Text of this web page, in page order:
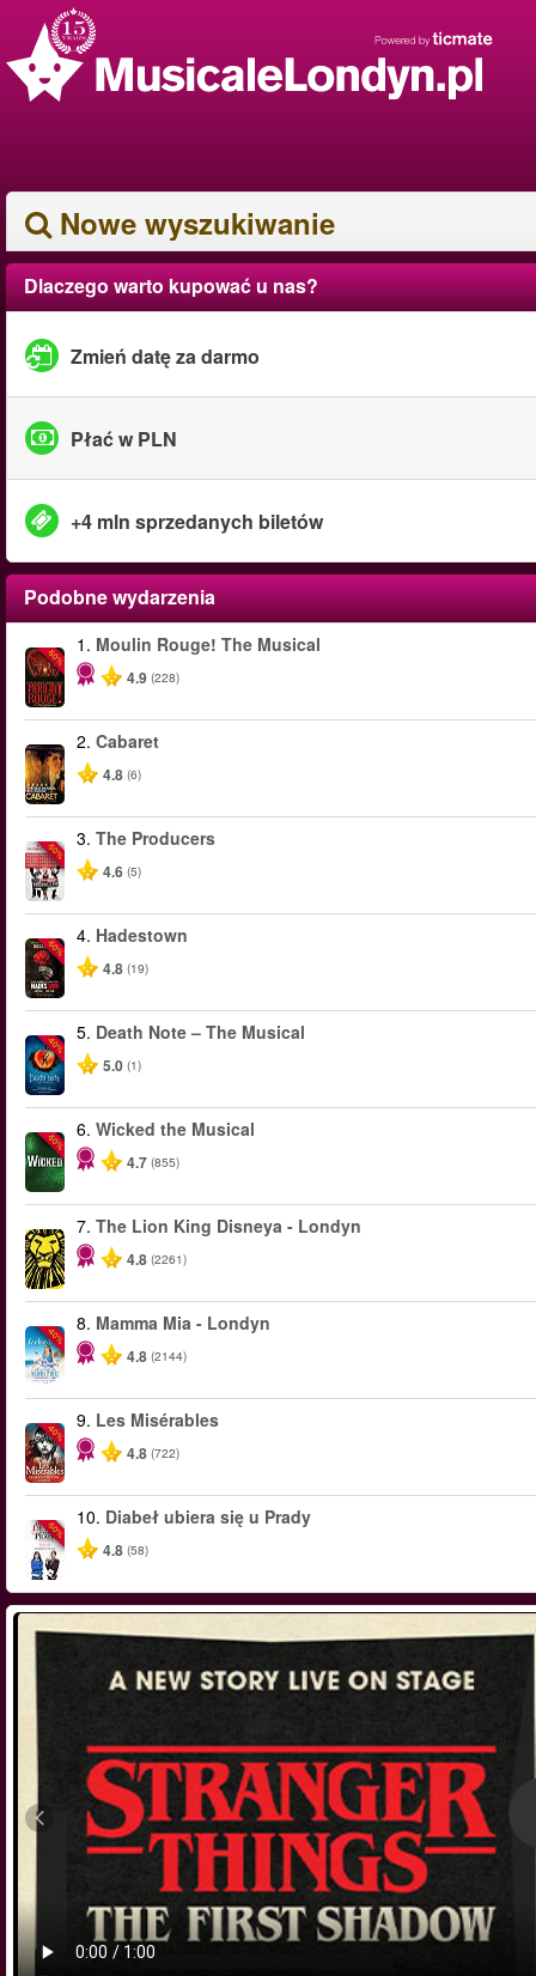
Nowe wyszukiwanie
Dlaczego warto kupować u nas?
Zmień datę za darmo
Płać w PLN
+4 mln sprzedanych biletów
Podobne wydarzenia
-50%
1. Moulin Rouge! The Musical
4.9 (228)
2. Cabaret
4.8 (6)
-50%
3. The Producers
4.6 (5)
-50%
4. Hadestown
4.8 (19)
-40%
5. Death Note – The Musical
5.0 (1)
-50%
6. Wicked the Musical
4.7 (855)
7. The Lion King Disneya - Londyn
4.8 (2261)
-40%
8. Mamma Mia - Londyn
4.8 (2144)
-40%
9. Les Misérables
4.8 (722)
-50%
10. Diabeł ubiera się u Prady
4.8 (58)